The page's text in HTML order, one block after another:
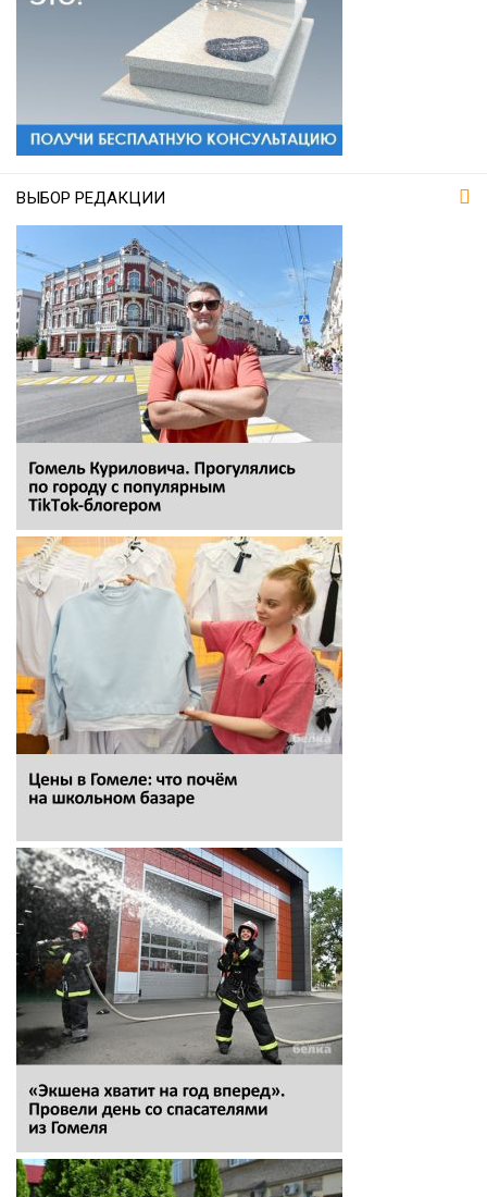
ВЫБОР РЕДАКЦИИ